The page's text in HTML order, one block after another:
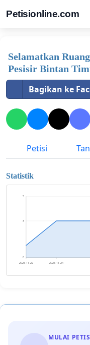
Petisionline.com
Selamatkan
Pesisir Bintan
Bagikan ke
Petisi
Statistik
0
3
5
2025-11-22 2025-11-24
MULAI